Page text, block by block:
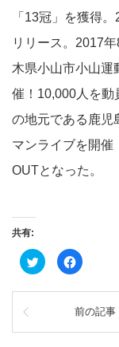
「13冠」を獲得
リリース。2017
木県小山市小山運
催！10,000人を動
の地元である鹿児
マンライブを開催
OUTとなった。
共有:
ク
リ
ク
共
Facebook
で
有
る
に
ク
前の記事